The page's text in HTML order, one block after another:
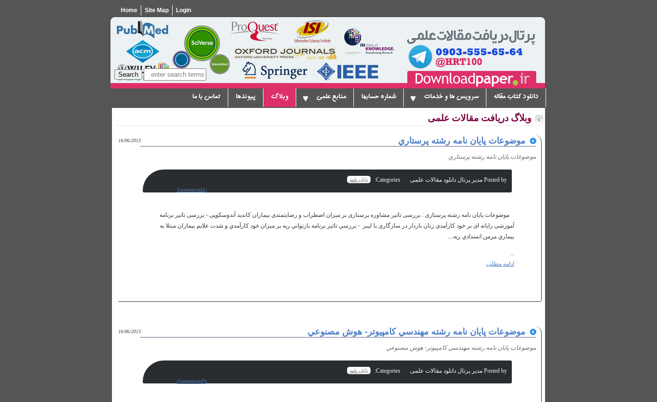
Home Site Map Login
دانلود کتاب مقاله سرویس ها و خدمات شماره حسابها منابع علمی وبلاگ پیوندها تماس با ما
وبلاگ دریافت مقالات علمی
موضوعات پايان نامه رشته پرستاري
موضوعات پايان نامه رشته پرستاري
Posted by مدیر پرتال دانلود مقالات علمی
16/06/2013
Categories: پایان نامه
موضوعات پایان نامه رشته پرستاری : بررسی تاثیر مشاوره پرستاری بر میزان اضطراب و رضایتمندی بیماران کاندید آندوسکوپی - بررسی تاثیر برنامه
آموزشی رایانه ای بر خود کارآمدی زنان باردار در سازگاری با لیبر - بررسي تاثير برنامه بازتواني ريه بر ميزان خود كارآمدي و شدت علايم بيماران مبتلا به
بيماري مزمن انسدادي ريه....
...
ادامه مطلب
Comments(1)
موضوعات پايان نامه رشته مهندسي كامپيوتر- هوش مصنوعي
موضوعات پايان نامه رشته مهندسي كامپيوتر- هوش مصنوعي
Posted by مدیر پرتال دانلود مقالات علمی
16/06/2013
Categories: پایان نامه
Comments(5)